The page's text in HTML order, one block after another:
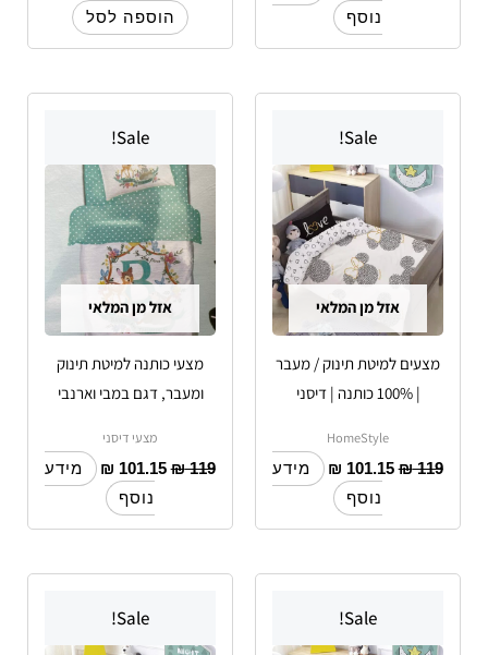
נוסף הוספה לסל
Sale!
אזל מן המלאי
מצעים למיטת תינוק / מעבר
| 100% כותנה | דיסני
HomeStyle
₪119
₪ 101.15
מידע
נוסף
Sale!
אזל מן המלאי
מצעי כותנה למיטת תינוק
ומעבר, דגם במבי וארנבי
מצעי דיסני
₪119
₪ 101.15
מידע
נוסף
Sale!
Sale!